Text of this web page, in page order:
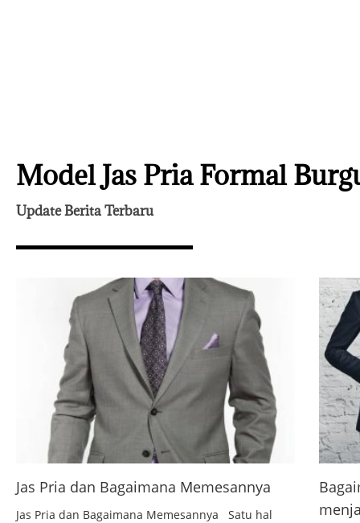
Model Jas Pria Formal
Update Berita Terbaru
Jas Pria dan Bagaimana Memesannya
Jas Pria dan Bagaimana Memesannya Satu hal